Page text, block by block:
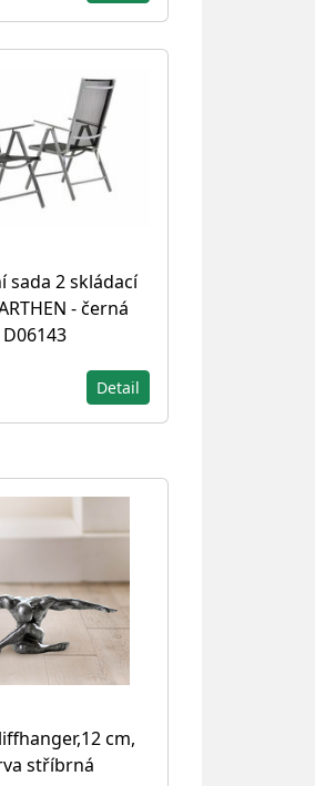
sada 2 skládací
- černá
D06143
Detail
cm,
stříbrná